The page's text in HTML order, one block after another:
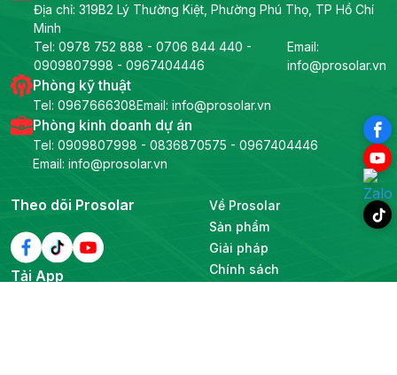
Địa chỉ: 319B2 Lý Thường Kiệt, Phường Phú Thọ, TP Hồ Chí
Minh
Tel: 0978 752 888 - 0706 844 440 -
0909807998 - 0967404446
Email:
info@prosolar.vn
Phòng kỹ thuật
Tel: 0967666308Email: info@prosolar.vn
Phòng kinh doanh dự án
Tel: 0909807998 - 0836870575 - 0967404446
Email: info@prosolar.vn
Theo dõi Prosolar
Tải App
Về Prosolar
Sản phẩm
Giải pháp
Chính sách